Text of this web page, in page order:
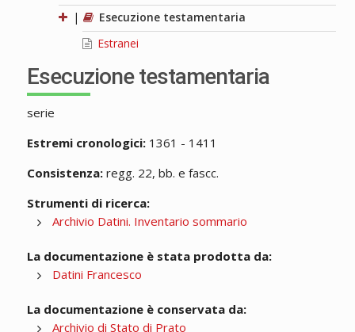
|
Esecuzione testamentaria
Estranei
Esecuzione testamentaria
serie
Estremi cronologici:1361 - 1411
Consistenza:regg. 22, bb. e fascc.
Strumenti di ricerca:
Archivio Datini. Inventario sommario
La documentazione è stata prodotta da:
Datini Francesco
La documentazione è conservata da:
Archivio di Stato di Prato